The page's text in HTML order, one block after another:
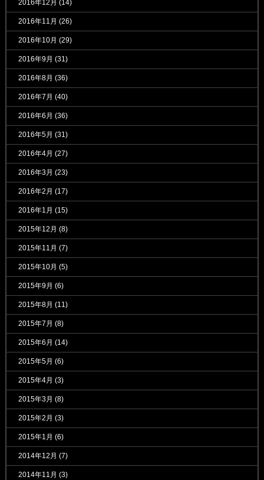
2016年12月 (14)
2016年11月 (26)
2016年10月 (29)
2016年9月 (31)
2016年8月 (36)
2016年7月 (40)
2016年6月 (36)
2016年5月 (31)
2016年4月 (27)
2016年3月 (23)
2016年2月 (17)
2016年1月 (15)
2015年12月 (8)
2015年11月 (7)
2015年10月 (5)
2015年9月 (6)
2015年8月 (11)
2015年7月 (8)
2015年6月 (14)
2015年5月 (6)
2015年4月 (3)
2015年3月 (8)
2015年2月 (3)
2015年1月 (6)
2014年12月 (7)
2014年11月 (3)